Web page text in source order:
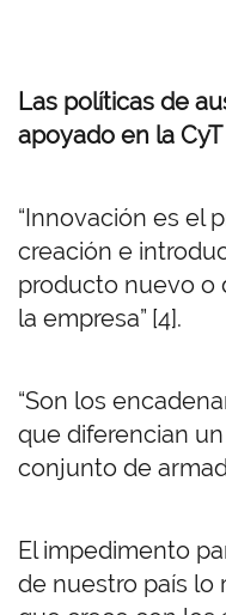
Las políticas de
apoyado en la CyT
“Innovación es el
creación e
producto nuevo o
la empresa” [4].
“Son los
que diferencian
conjunto de
El impedimento
de nuestro país lo